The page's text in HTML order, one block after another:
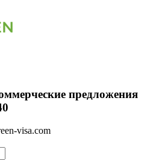
предложения
visa.com